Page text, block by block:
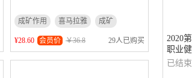
成矿作用 喜马拉雅 成矿
¥28.60 会员价 ￥36.8 29人已购买
2020
职业
已结束